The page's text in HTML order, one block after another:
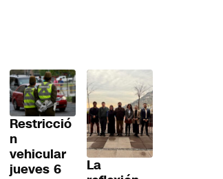
Restricció
n
vehicular
jueves 6
La